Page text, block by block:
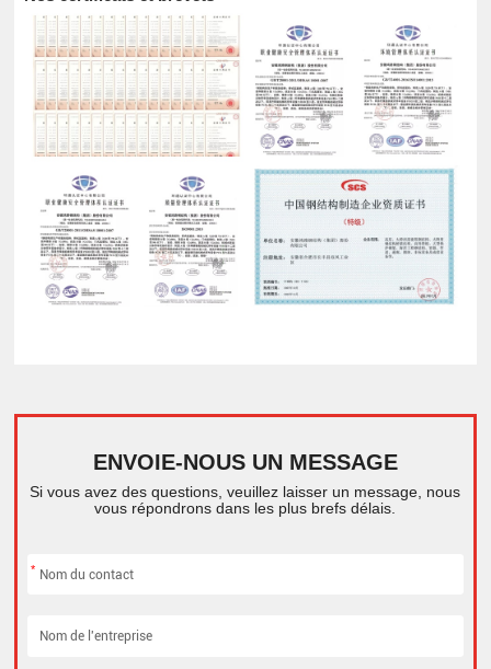
ENVOIE-NOUS UN MESSAGE
Si vous avez des questions, veuillez laisser un message, nous
vous répondrons dans les plus brefs délais.
*